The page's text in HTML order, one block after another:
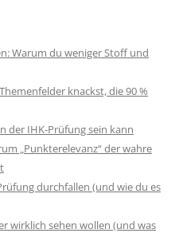
Warum du weniger Stoff und
knackst, die 90 %
der IHK-Prüfung sein kann
„Punkterelevanz“ der wahre
durchfallen (und wie du es
wirklich sehen wollen (und was